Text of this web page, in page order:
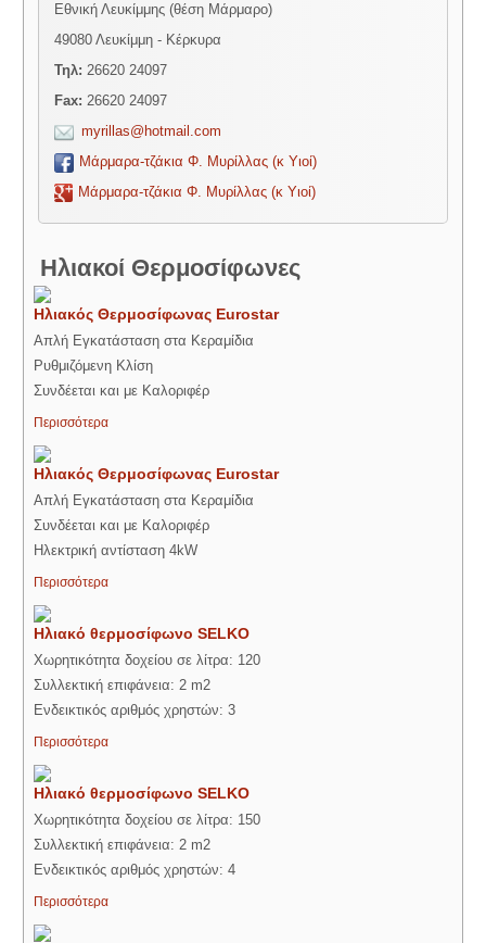
Εθνική Λευκίμμης (θέση Μάρμαρο)
49080 Λευκίμμη - Κέρκυρα
Τηλ:26620 24097
Fax:26620 24097
myrillas@hotmail.com
Μάρμαρα-τζάκια Φ. Μυρίλλας (κ Υιοί)
Μάρμαρα-τζάκια Φ. Μυρίλλας (κ Υιοί)
Ηλιακοί Θερμοσίφωνες
Ηλιακός Θερμοσίφωνας Eurostar
Απλή Εγκατάσταση στα Κεραμίδια
Ρυθμιζόμενη Κλίση
Συνδέεται και με Καλοριφέρ
Περισσότερα
Ηλιακός Θερμοσίφωνας Eurostar
Απλή Εγκατάσταση στα Κεραμίδια
Συνδέεται και με Καλοριφέρ
Ηλεκτρική αντίσταση 4kW
Περισσότερα
Ηλιακό θερμοσίφωνο SELKO
Χωρητικότητα δοχείου σε λίτρα: 120
Συλλεκτική επιφάνεια: 2 m2
Ενδεικτικός αριθμός χρηστών: 3
Περισσότερα
Ηλιακό θερμοσίφωνο SELKO
Χωρητικότητα δοχείου σε λίτρα: 150
Συλλεκτική επιφάνεια: 2 m2
Ενδεικτικός αριθμός χρηστών: 4
Περισσότερα